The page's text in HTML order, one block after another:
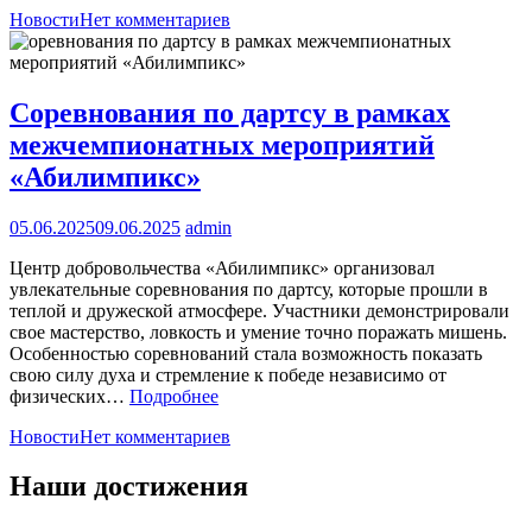
НовостиНет комментариев
Соревнования по дартсу в рамках
межчемпионатных мероприятий
«Абилимпикс»
05.06.202509.06.2025 admin
Центр добровольчества «Абилимпикс» организовал
увлекательные соревнования по дартсу, которые прошли в
теплой и дружеской атмосфере. Участники демонстрировали
свое мастерство, ловкость и умение точно поражать мишень.
Особенностью соревнований стала возможность показать
свою силу духа и стремление к победе независимо от
физических… Подробнее
НовостиНет комментариев
Наши достижения